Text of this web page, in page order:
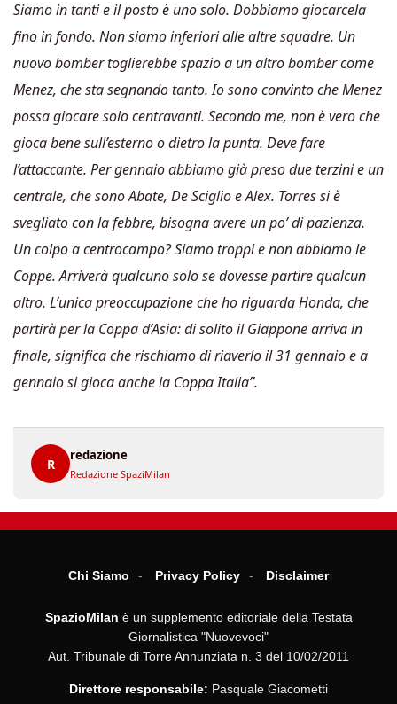
Siamo in tanti e il posto è uno solo. Dobbiamo giocarcela
fino in fondo. Non siamo inferiori alle altre squadre. Un
nuovo bomber toglierebbe spazio a un altro bomber come
Menez, che sta segnando tanto. Io sono convinto che Menez
possa giocare solo centravanti. Secondo me, non è vero che
gioca bene sull’esterno o dietro la punta. Deve fare
l’attaccante. Per gennaio abbiamo già preso due terzini e un
centrale, che sono Abate, De Sciglio e Alex. Torres si è
svegliato con la febbre, bisogna avere un po’ di pazienza.
Un colpo a centrocampo? Siamo troppi e non abbiamo le
Coppe. Arriverà qualcuno solo se dovesse partire qualcun
altro. L’unica preoccupazione che ho riguarda Honda, che
partirà per la Coppa d’Asia: di solito il Giappone arriva in
finale, significa che rischiamo di riaverlo il 31 gennaio e a
gennaio si gioca anche la Coppa Italia”.
R
redazione
Redazione SpaziMilan
Chi Siamo Privacy Policy Disclaimer
SpazioMilan è un supplemento editoriale della Testata
Giornalistica "Nuovevoci"
Aut. Tribunale di Torre Annunziata n. 3 del 10/02/2011
Direttore responsabile: Pasquale Giacometti